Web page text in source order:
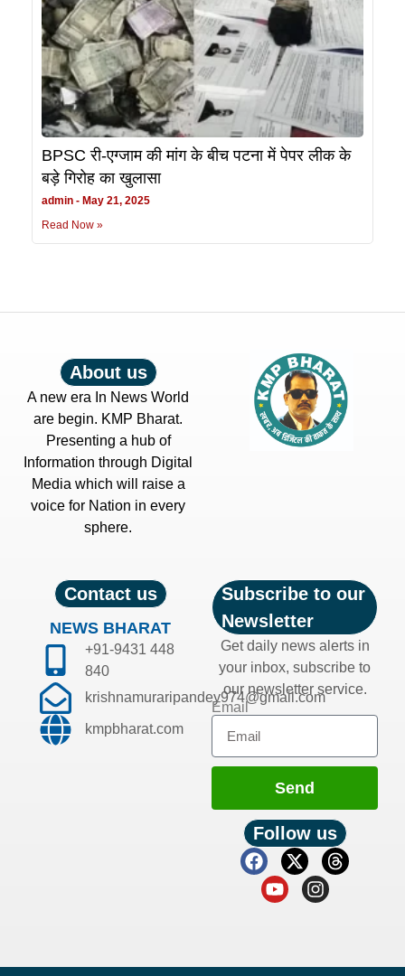
BPSC री-एग्जाम की मांग के बीच पटना में पेपर लीक के
बड़े गिरोह का खुलासा
admin
May 21, 2025
Read Now »
About us
A new era In News World
are begin. KMP Bharat.
Presenting a hub of
Information through Digital
Media which will raise a
voice for Nation in every
sphere.
Contact us
NEWS BHARAT
+91-9431 448
840
krishnamuraripandey974@gmail.com
kmpbharat.com
Subscribe to our
Newsletter
Get daily news alerts in
your inbox, subscribe to
our newsletter service.
Email
Send
Follow us